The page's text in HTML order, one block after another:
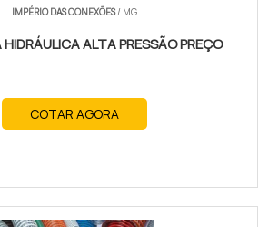
IMPÉRIO DAS CONEXÕES/ MG
ALTA PRESSÃO PREÇO
COTAR AGORA